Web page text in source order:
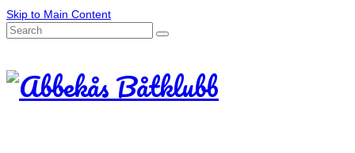
Skip to Main Content
Search